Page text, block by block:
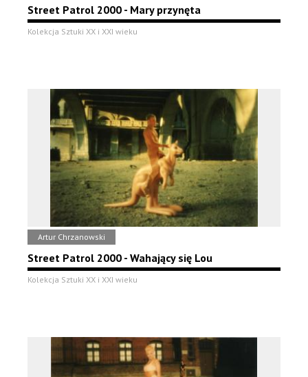
Street Patrol 2000 - Mary przynęta
Kolekcja Sztuki XX i XXI wieku
Artur Chrzanowski
Street Patrol 2000 - Wahający się Lou
Kolekcja Sztuki XX i XXI wieku